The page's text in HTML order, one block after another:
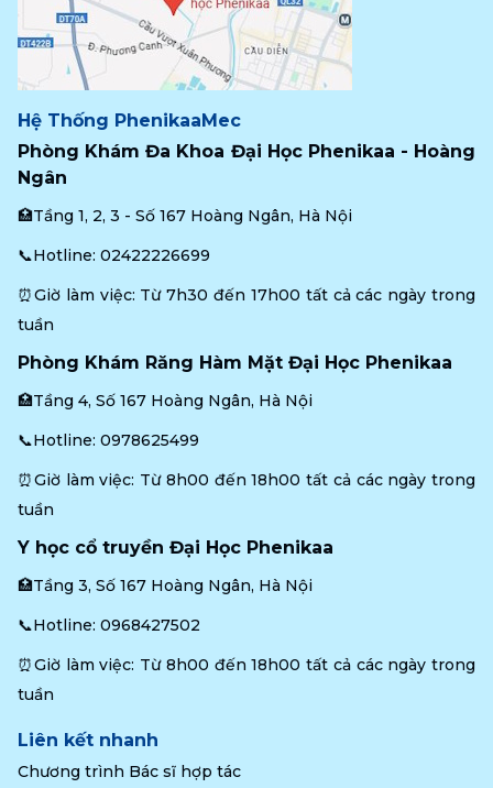
Hệ Thống PhenikaaMec
Phòng Khám Đa Khoa Đại Học Phenikaa - Hoàng
Ngân
🏥Tầng 1, 2, 3 - Số 167 Hoàng Ngân, Hà Nội
📞Hotline: 02422226699
⏰Giờ làm việc: Từ 7h30 đến 17h00 tất cả các ngày trong
tuần
Phòng Khám Răng Hàm Mặt Đại Học Phenikaa
🏥Tầng 4, Số 167 Hoàng Ngân, Hà Nội
📞Hotline: 0978625499
⏰Giờ làm việc: Từ 8h00 đến 18h00 tất cả các ngày trong
tuần
Y học cổ truyền Đại Học Phenikaa
🏥Tầng 3, Số 167 Hoàng Ngân, Hà Nội
📞Hotline: 0968427502
⏰Giờ làm việc: Từ 8h00 đến 18h00 tất cả các ngày trong
tuần
Liên kết nhanh
Chương trình Bác sĩ hợp tác